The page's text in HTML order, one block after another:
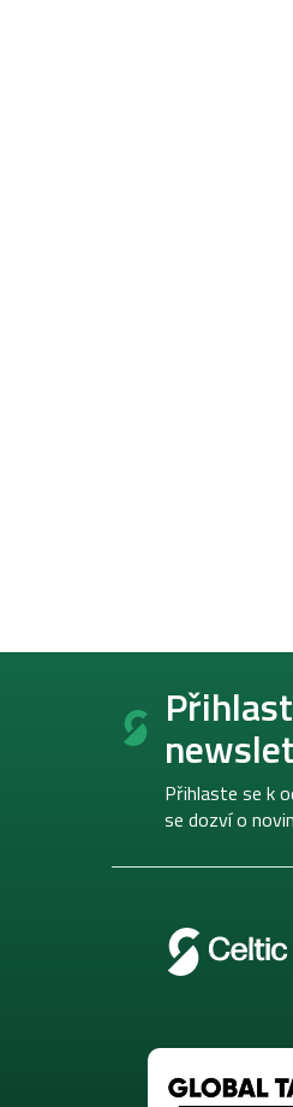
Z
Přihlaste se k
se dozví o